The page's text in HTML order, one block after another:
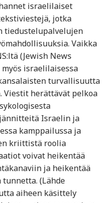
israelilaiset
jotka
tiedustelupalvelujen
Vaikka
(Jewish News
israelilaisessa
turvallisuutta
herättävät pelkoa
Israelin ja
kamppailussa ja
kriittistä roolia
voivat heikentää
ja heikentää
(Lähde
aiheen käsittely